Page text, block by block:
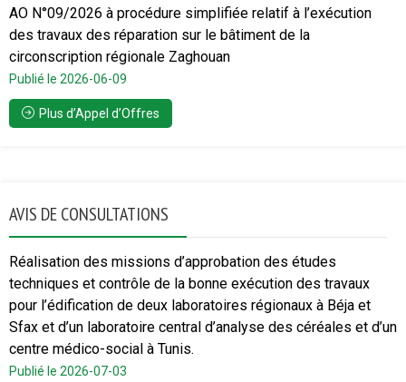
AO N°09/2026 à procédure simplifiée relatif à l’exécution
des travaux des réparation sur le bâtiment de la
circonscription régionale Zaghouan
Publié le 2026-06-09
Plus d’Appel d’Offres
AVIS DE CONSULTATIONS
Réalisation des missions d’approbation des études
techniques et contrôle de la bonne exécution des travaux
pour l’édification de deux laboratoires régionaux à Béja et
Sfax et d’un laboratoire central d’analyse des céréales et d’un
centre médico-social à Tunis.
Publié le 2026-07-03